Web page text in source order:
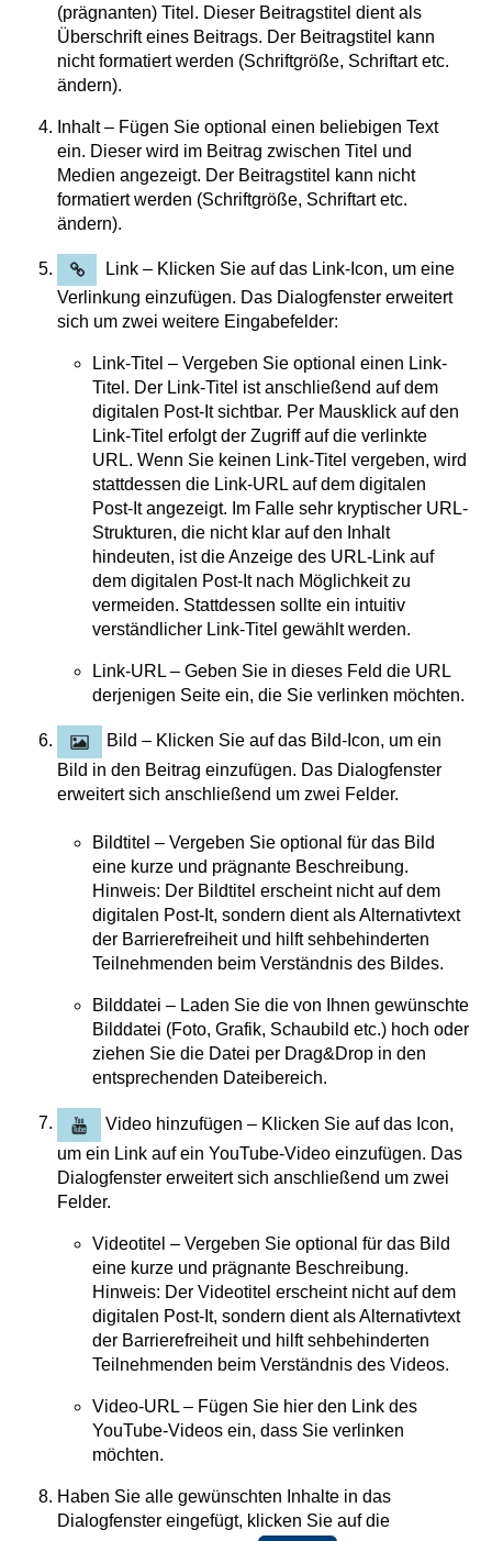
(prägnanten) Titel. Dieser Beitragstitel dient als
Überschrift eines Beitrags. Der Beitragstitel kann
nicht formatiert werden (Schriftgröße, Schriftart etc.
ändern).
Inhalt – Fügen Sie optional einen beliebigen Text
ein. Dieser wird im Beitrag zwischen Titel und
Medien angezeigt. Der Beitragstitel kann nicht
formatiert werden (Schriftgröße, Schriftart etc.
ändern).
Link – Klicken Sie auf das Link-Icon, um eine
Verlinkung einzufügen. Das Dialogfenster erweitert
sich um zwei weitere Eingabefelder:
Link-Titel – Vergeben Sie optional einen Link-
Titel. Der Link-Titel ist anschließend auf dem
digitalen Post-It sichtbar. Per Mausklick auf den
Link-Titel erfolgt der Zugriff auf die verlinkte
URL. Wenn Sie keinen Link-Titel vergeben, wird
stattdessen die Link-URL auf dem digitalen
Post-It angezeigt. Im Falle sehr kryptischer URL-
Strukturen, die nicht klar auf den Inhalt
hindeuten, ist die Anzeige des URL-Link auf
dem digitalen Post-It nach Möglichkeit zu
vermeiden. Stattdessen sollte ein intuitiv
verständlicher Link-Titel gewählt werden.
Link-URL – Geben Sie in dieses Feld die URL
derjenigen Seite ein, die Sie verlinken möchten.
Bild – Klicken Sie auf das Bild-Icon, um ein
Bild in den Beitrag einzufügen. Das Dialogfenster
erweitert sich anschließend um zwei Felder.
Bildtitel – Vergeben Sie optional für das Bild
eine kurze und prägnante Beschreibung.
Hinweis: Der Bildtitel erscheint nicht auf dem
digitalen Post-It, sondern dient als Alternativtext
der Barrierefreiheit und hilft sehbehinderten
Teilnehmenden beim Verständnis des Bildes.
Bilddatei – Laden Sie die von Ihnen gewünschte
Bilddatei (Foto, Grafik, Schaubild etc.) hoch oder
ziehen Sie die Datei per Drag&Drop in den
entsprechenden Dateibereich.
Video hinzufügen – Klicken Sie auf das Icon,
um ein Link auf ein YouTube-Video einzufügen. Das
Dialogfenster erweitert sich anschließend um zwei
Felder.
Videotitel – Vergeben Sie optional für das Bild
eine kurze und prägnante Beschreibung.
Hinweis: Der Videotitel erscheint nicht auf dem
digitalen Post-It, sondern dient als Alternativtext
der Barrierefreiheit und hilft sehbehinderten
Teilnehmenden beim Verständnis des Videos.
Video-URL – Fügen Sie hier den Link des
YouTube-Videos ein, dass Sie verlinken
möchten.
Haben Sie alle gewünschten Inhalte in das
Dialogfenster eingefügt, klicken Sie auf die